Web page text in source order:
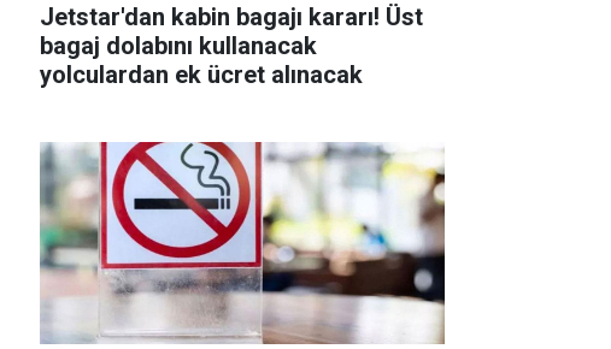
Jetstar'dan kabin bagajı kararı! Üst
bagaj dolabını kullanacak
yolculardan ek ücret alınacak